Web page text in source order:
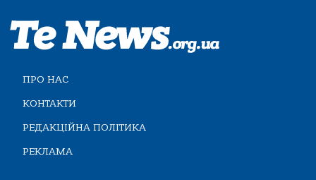
ПРО НАС
КОНТАКТИ
РЕДАКЦІЙНА ПОЛІТИКА
РЕКЛАМА